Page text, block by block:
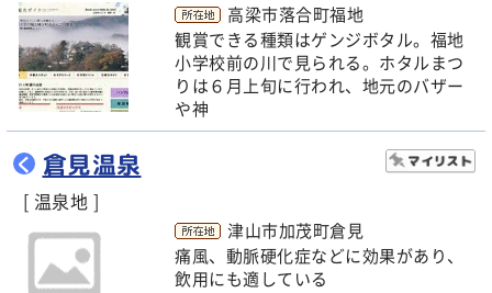
高梁市落合町福地
観賞できる種類はゲンジボタル。福地
小学校前の川で見られる。ホタルまつ
りは６月上旬に行われ、地元のバザー
や神
く 倉見温泉
[ 温泉地 ]
津山市加茂町倉見
痛風、動脈硬化症などに効果があり、
飲用にも適している